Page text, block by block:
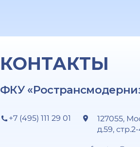
КОНТАКТЫ
ФКУ
+7 (495) 111 29 01
127055,
д.59,